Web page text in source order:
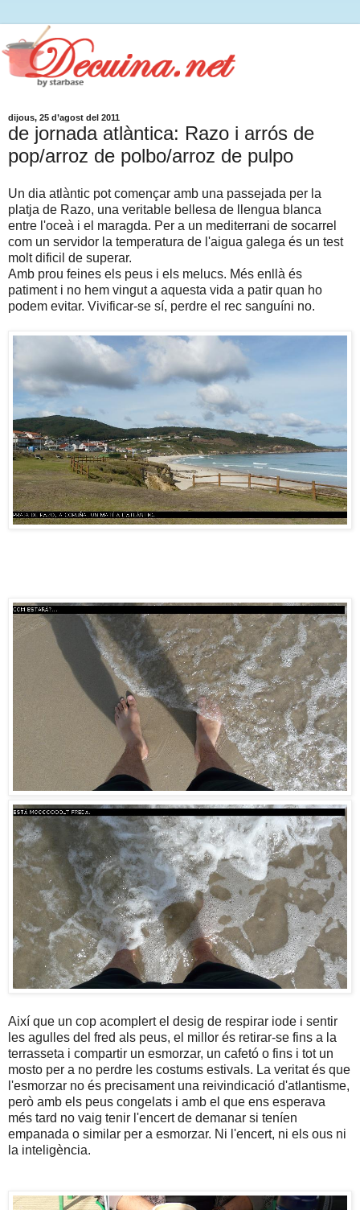
dijous, 25 d’agost del 2011
de jornada atlàntica: Razo i arrós de
pop/arroz de polbo/arroz de pulpo
Un dia atlàntic pot començar amb una passejada per la
platja de Razo, una veritable bellesa de llengua blanca
entre l'oceà i el maragda. Per a un mediterrani de socarrel
com un servidor la temperatura de l'aigua galega és un test
molt dificil de superar.
Amb prou feines els peus i els melucs. Més enllà és
patiment i no hem vingut a aquesta vida a patir quan ho
podem evitar. Vivificar-se sí, perdre el rec sanguíni no.
Així que un cop acomplert el desig de respirar iode i sentir
les agulles del fred als peus, el millor és retirar-se fins a la
terrasseta i compartir un esmorzar, un cafetó o fins i tot un
mosto per a no perdre les costums estivals. La veritat és que
l'esmorzar no és precisament una reivindicació d'atlantisme,
però amb els peus congelats i amb el que ens esperava
més tard no vaig tenir l'encert de demanar si teníen
empanada o similar per a esmorzar. Ni l'encert, ni els ous ni
la inteligència.